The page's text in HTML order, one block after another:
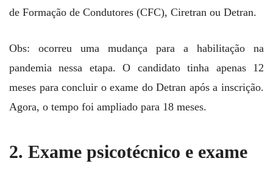
de Formação de Condutores (CFC), Ciretran ou Detran.
Obs: ocorreu uma mudança para a habilitação na
pandemia nessa etapa. O candidato tinha apenas 12
meses para concluir o exame do Detran após a inscrição.
Agora, o tempo foi ampliado para 18 meses.
2. Exame psicotécnico e exame